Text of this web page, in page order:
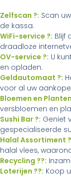
Zelfscan ?: Scan
de kassa.
WiFi-service ?: Blijf
draadloze
OV-service ?: U
en opladen.
Geldautomaat ?:
voor al uw
Bloemen en
versbloemen en
Sushi Bar ?: Geniet
gespecialiseerde
Halal Assortiment
halal vlees,
Recycling ??:
Loterijen ??: Koop